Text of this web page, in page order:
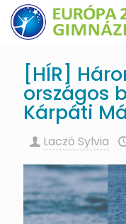
[HÍR]
országos
Kárpáti
Laczó Sylvia